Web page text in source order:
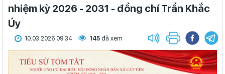
nhiệm kỳ 2026 - 2031 - đồng chí Trần Khắc
Úy
10.03.2026 09:34 145 đã xem